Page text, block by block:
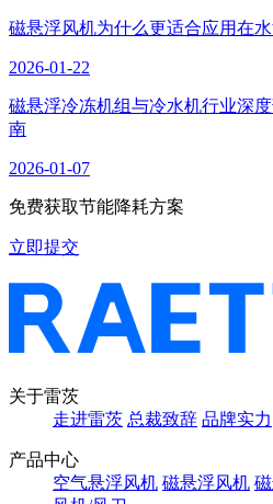
磁悬浮风机为什么更适合应用在
2026-01-22
磁悬浮冷冻机组与冷水机行业深
南
2026-01-07
免费获取节能降耗方案
立即提交
关于雷茨
走进雷茨 总裁致辞 品牌实力
产品中心
空气悬浮风机 磁悬浮风机